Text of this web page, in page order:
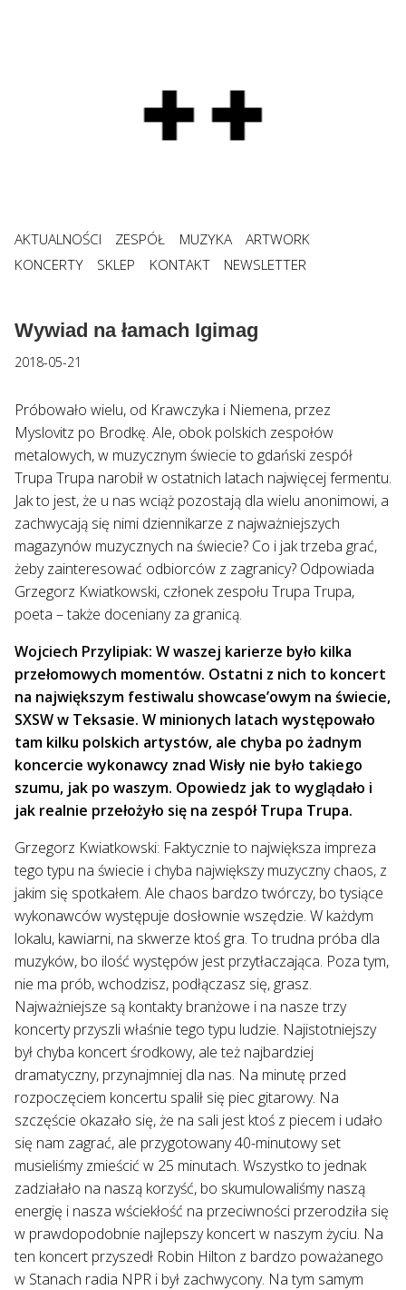
AKTUALNOŚCI ZESPÓŁ MUZYKA
ARTWORK
KONCERTY
SKLEP KONTAKT NEWSLETTER
Wywiad na łamach Igimag
2018-05-21
Próbowało wielu, od Krawczyka i Niemena, przez
Myslovitz po Brodkę. Ale, obok polskich zespołów
metalowych, w muzycznym świecie to gdański zespół
Trupa Trupa narobił w ostatnich latach najwięcej fermentu.
Jak to jest, że u nas wciąż pozostają dla wielu anonimowi, a
zachwycają się nimi dziennikarze z najważniejszych
magazynów muzycznych na świecie? Co i jak trzeba grać,
żeby zainteresować odbiorców z zagranicy? Odpowiada
Grzegorz Kwiatkowski, członek zespołu Trupa Trupa,
poeta – także doceniany za granicą.
Wojciech Przylipiak: W waszej karierze było kilka
przełomowych momentów. Ostatni z nich to koncert
na największym festiwalu showcase’owym na świecie,
SXSW w Teksasie. W minionych latach występowało
tam kilku polskich artystów, ale chyba po żadnym
koncercie wykonawcy znad Wisły nie było takiego
szumu, jak po waszym. Opowiedz jak to wyglądało i
jak realnie przełożyło się na zespół Trupa Trupa.
Grzegorz Kwiatkowski: Faktycznie to największa impreza
tego typu na świecie i chyba największy muzyczny chaos, z
jakim się spotkałem. Ale chaos bardzo twórczy, bo tysiące
wykonawców występuje dosłownie wszędzie. W każdym
lokalu, kawiarni, na skwerze ktoś gra. To trudna próba dla
muzyków, bo ilość występów jest przytłaczająca. Poza tym,
nie ma prób, wchodzisz, podłączasz się, grasz.
Najważniejsze są kontakty branżowe i na nasze trzy
koncerty przyszli właśnie tego typu ludzie. Najistotniejszy
był chyba koncert środkowy, ale też najbardziej
dramatyczny, przynajmniej dla nas. Na minutę przed
rozpoczęciem koncertu spalił się piec gitarowy. Na
szczęście okazało się, że na sali jest ktoś z piecem i udało
się nam zagrać, ale przygotowany 40-minutowy set
musieliśmy zmieścić w 25 minutach. Wszystko to jednak
zadziałało na naszą korzyść, bo skumulowaliśmy naszą
energię i nasza wściekłość na przeciwności przerodziła się
w prawdopodobnie najlepszy koncert w naszym życiu. Na
ten koncert przyszedł Robin Hilton z bardzo poważanego
w Stanach radia NPR i był zachwycony. Na tym samym